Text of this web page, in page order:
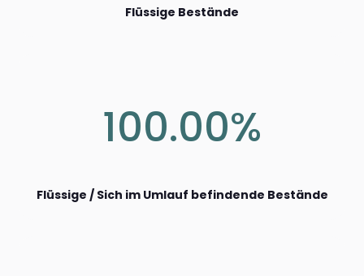
Flüssige Bestände
100.00%
Flüssige / Sich im Umlauf befindende Bestände